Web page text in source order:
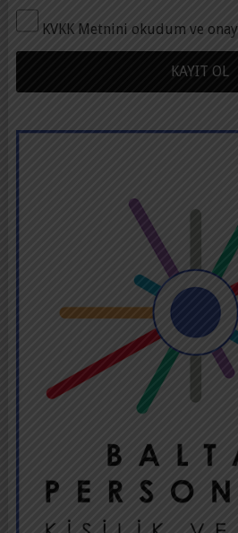
KVKK Metnini okudum ve